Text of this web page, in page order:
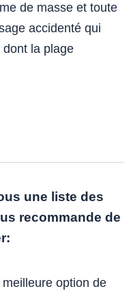
de masse et toute
accidenté qui
la plage
une liste des
recommande de
meilleure option de